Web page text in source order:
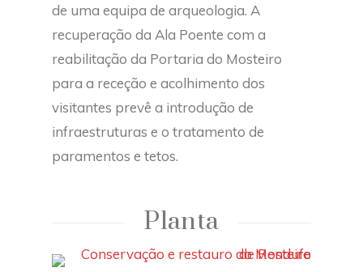
de uma equipa de arqueologia. A
recuperação da Ala Poente com a
reabilitação da Portaria do Mosteiro
para a receção e acolhimento dos
visitantes prevê a introdução de
infraestruturas e o tratamento de
paramentos e tetos.
Planta